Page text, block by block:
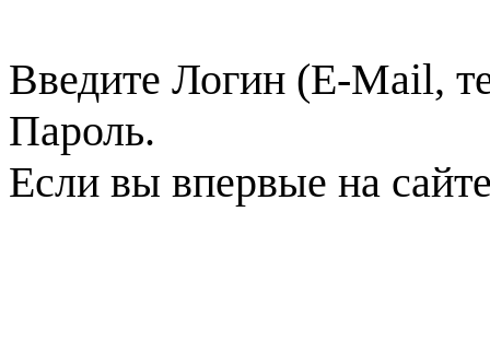
Введите Логин (E-Mail,
Пароль.
Если вы впервые на